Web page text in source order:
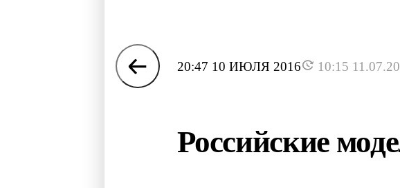
20:47 10 ИЮЛЯ 2016 10:15
Российские